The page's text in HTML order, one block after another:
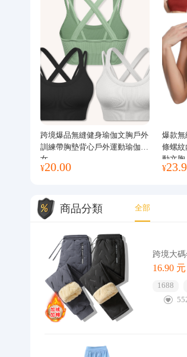
跨境爆品無縫健身瑜伽文胸戶外
訓練帶胸墊背心戶外運動瑜伽服
女
¥20.00
爆款無
條螺紋
動文胸
¥
商品分類 全部
跨境大
16.90 元
1688